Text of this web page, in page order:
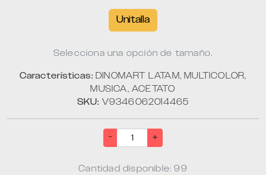
Unitalla
Selecciona una opción de tamaño.
Características: DINOMART LATAM, MULTICOLOR,
MUSICA, ACETATO
SKU: V9346062014465
- +
Cantidad disponible: 99